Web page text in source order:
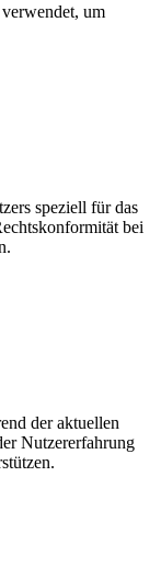
um
speziell für das
bei
der aktuellen
Nutzererfahrung